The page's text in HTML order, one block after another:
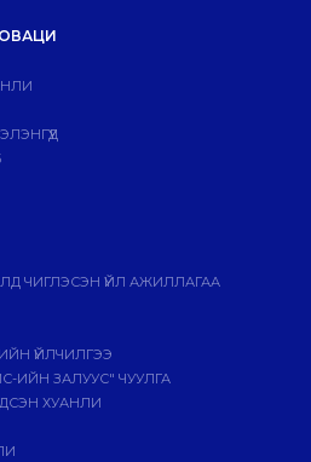
ЧИГЛЭСЭН ҮЙЛ АЖИЛЛАГАА
ҮЙЛЧИЛГЭЭ
ИЙН ЗАЛУУС" ЧУУЛГА
ХУАНЛИ